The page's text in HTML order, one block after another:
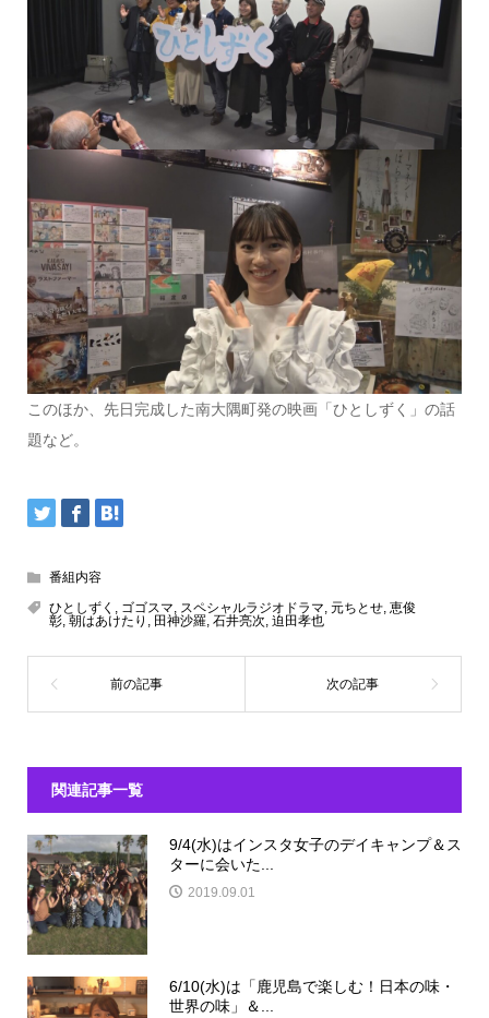
このほか、先日完成した南大隅町発の映画「ひとしずく」の話
題など。
番組内容
ひとしずく
ゴゴスマ スペシャルラジオドラマ 元ちとせ, 恵俊
彰, 朝はあけたり 田神沙羅, 石井亮次 迫田孝也
関連記事一覧
9/4(水)はインスタ女子のデイキャンプ＆ス
ターに会いた...
2019.09.01
6/10(水)は「鹿児島で楽しむ！日本の味・
世界の味」＆...